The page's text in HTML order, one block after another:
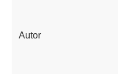
Autor